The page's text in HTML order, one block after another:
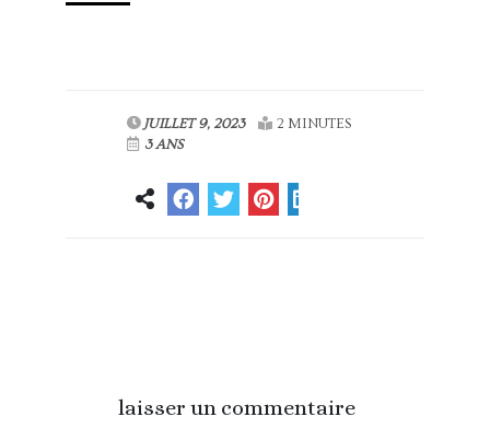
JUILLET 9, 2023
2 MINUTES
3 ANS
laisser un commentaire